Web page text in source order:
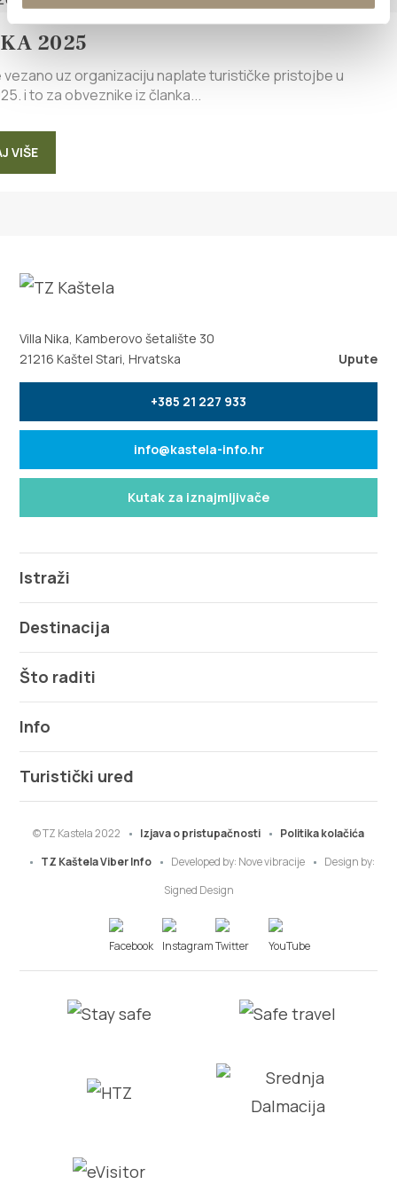
2025
vezano uz organizaciju naplate turističke pristojbe u
i to za obveznike iz članka...
VIŠE
Villa Nika, Kamberovo šetalište 30
21216 Kaštel Stari, Hrvatska
Upute
+385 21 227 933
info@kastela-info.hr
Kutak za iznajmljivače
Istraži
Destinacija
Što raditi
Info
Turistički ured
© TZ Kastela 2022 Izjava o pristupačnosti
Politika kolačića
TZ Kaštela Viber Info
Developed by: Nove vibracije
Design by:
Signed Design